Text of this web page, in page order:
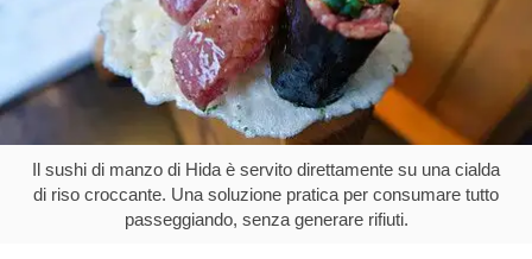
Il sushi di manzo di Hida è servito direttamente su una cialda
di riso croccante. Una soluzione pratica per consumare tutto
passeggiando, senza generare rifiuti.